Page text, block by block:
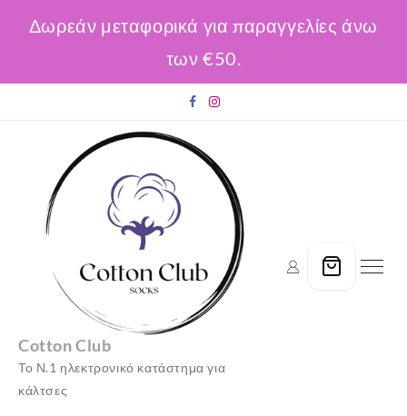
Δωρεάν μεταφορικά για παραγγελίες άνω
των €50.
Cotton Club
Το Ν.1 ηλεκτρονικό κατάστημα για
κάλτσες